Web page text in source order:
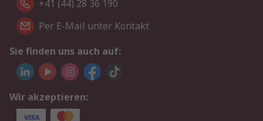
+41 (44) 28 36 190
Per E-Mail unter Kontakt
Sie finden uns auch auf:
Wir akzeptieren: